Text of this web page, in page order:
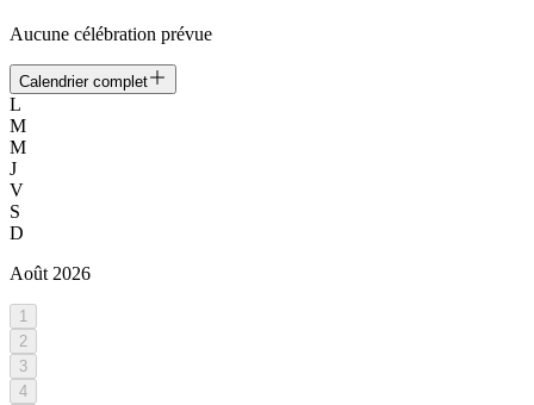
Aucune célébration prévue
Calendrier complet
L
M
M
J
V
S
D
Août 2026
1
2
3
4